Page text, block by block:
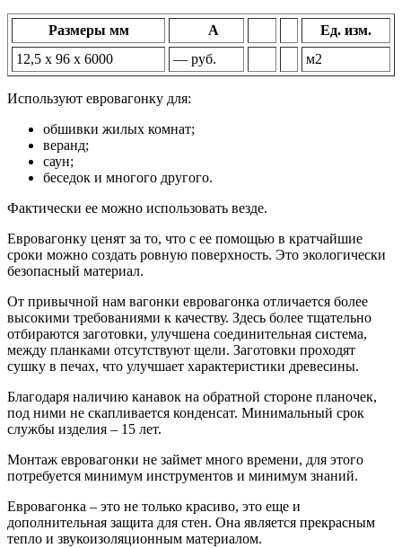
Размеры мм A
Ед. изм.
12,5 х 96 х 6000
— руб. м2
Используют евровагонку для:
обшивки жилых комнат;
веранд;
саун;
беседок и многого другого.
Фактически ее можно использовать везде.
Евровагонку ценят за то, что с ее помощью в кратчайшие
сроки можно создать ровную поверхность. Это экологически
безопасный материал.
От привычной нам вагонки евровагонка отличается более
высокими требованиями к качеству. Здесь более тщательно
отбираются заготовки, улучшена соединительная система,
между планками отсутствуют щели. Заготовки проходят
сушку в печах, что улучшает характеристики древесины.
Благодаря наличию канавок на обратной стороне планочек,
под ними не скапливается конденсат. Минимальный срок
службы изделия – 15 лет.
Монтаж евровагонки не займет много времени, для этого
потребуется минимум инструментов и минимум знаний.
Евровагонка – это не только красиво, это еще и
дополнительная защита для стен. Она является прекрасным
тепло и звукоизоляционным материалом.